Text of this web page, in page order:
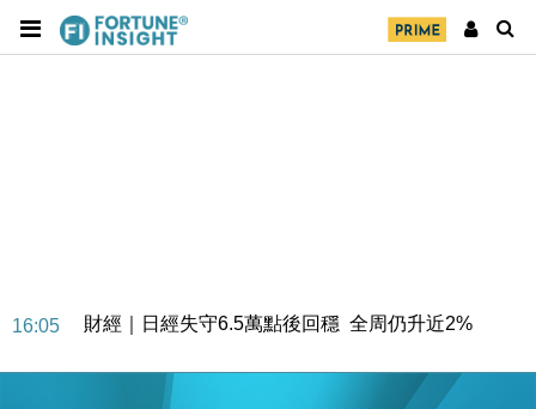
16:05 財經｜日經失守6.5萬點後回穩 全周仍升近2%
財經｜恒隆10月換帥 玩具「反」斗城亞洲CEO蔡德